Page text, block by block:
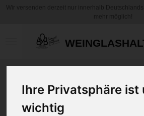
Ihre Privatsphäre ist
wichtig